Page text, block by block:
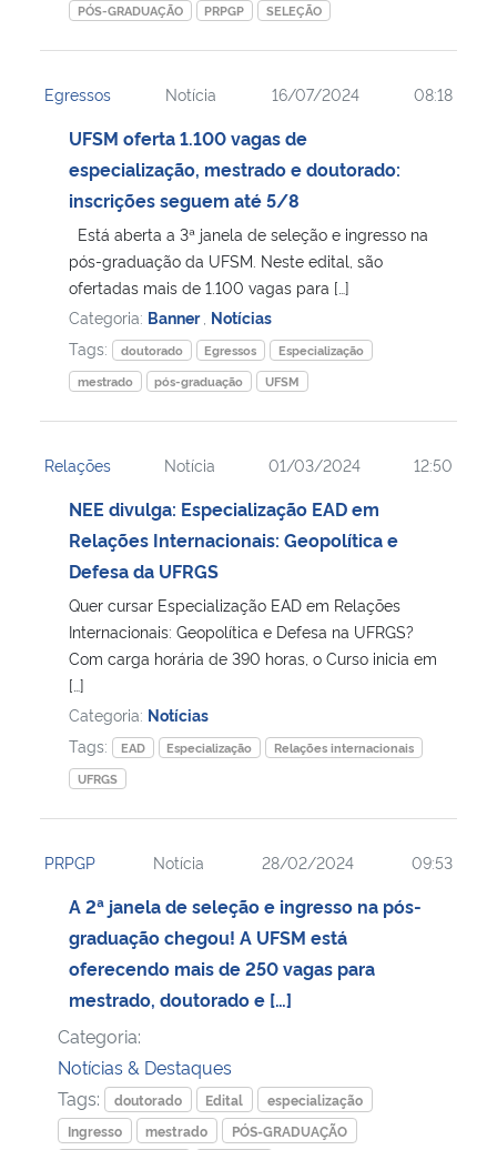
PÓS-GRADUAÇÃO
PRPGP SELEÇÃO
Egressos Notícia 16/07/2024 08:18
UFSM oferta 1.100 vagas de
especialização, mestrado e doutorado:
inscrições seguem até 5/8
Está aberta a 3ª janela de seleção e ingresso na
pós-graduação da UFSM. Neste edital, são
ofertadas mais de 1.100 vagas para […]
Categoria: Banner Notícias
Tags:
doutorado Egressos
Especialização
mestrado
pós-graduação UFSM
Relações Notícia 01/03/2024 12:50
NEE divulga: Especialização EAD em
Relações Internacionais: Geopolítica e
Defesa da UFRGS
Quer cursar Especialização EAD em Relações
Internacionais: Geopolítica e Defesa na UFRGS?
Com carga horária de 390 horas, o Curso inicia em
[…]
Categoria: Notícias
Tags:
EAD Especialização
Relações internacionais
UFRGS
PRPGP Notícia 28/02/2024 09:53
A 2ª janela de seleção e ingresso na pós-
graduação chegou! A UFSM está
oferecendo mais de 250 vagas para
mestrado, doutorado e […]
Categoria:
Notícias & Destaques
Tags:
doutorado Edital
especialização
Ingresso
mestrado PÓS-GRADUAÇÃO